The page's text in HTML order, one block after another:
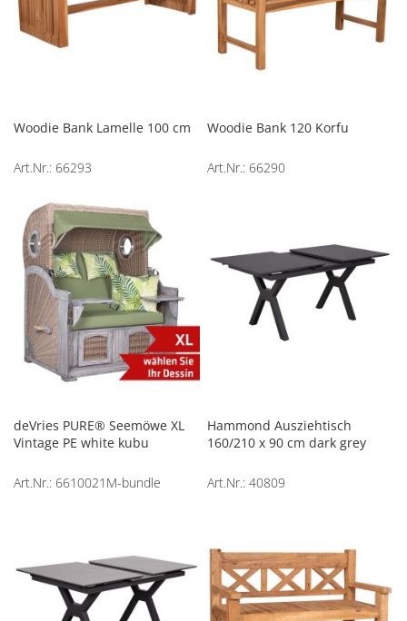
Woodie Bank Lamelle 100 cm
Art.Nr.: 66293
Woodie Bank 120 Korfu
Art.Nr.: 66290
deVries PURE® Seemöwe XL
Vintage PE white kubu
Art.Nr.: 6610021M-bundle
Hammond Ausziehtisch
160/210 x 90 cm dark grey
Art.Nr.: 40809